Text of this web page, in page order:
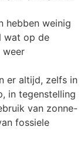
hebben weinig
wat op de
weer
er altijd, zelfs in
in tegenstelling
van zonne-
fossiele